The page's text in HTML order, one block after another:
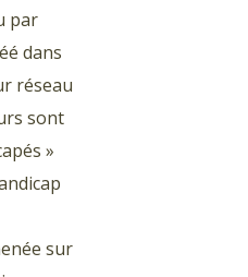
par
dans
réseau
sont
»
sur